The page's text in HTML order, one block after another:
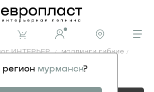
мурманск?
ИНТЕРЬЕР
молдинги гибкие
1.51.375 гибкий